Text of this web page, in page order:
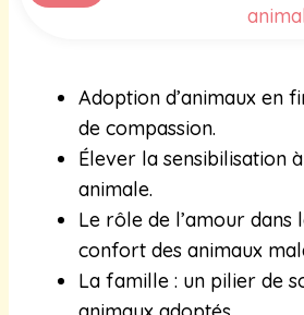
animal
Adoption d’animaux en
de compassion.
Élever la sensibilisation
animale.
Le rôle de l’amour dans
confort des animaux
La famille : un pilier de